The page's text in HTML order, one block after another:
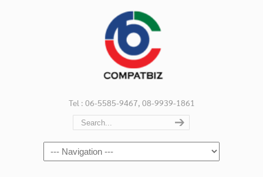
Tel : 06-5585-9467, 08-9939-1861
Navigation